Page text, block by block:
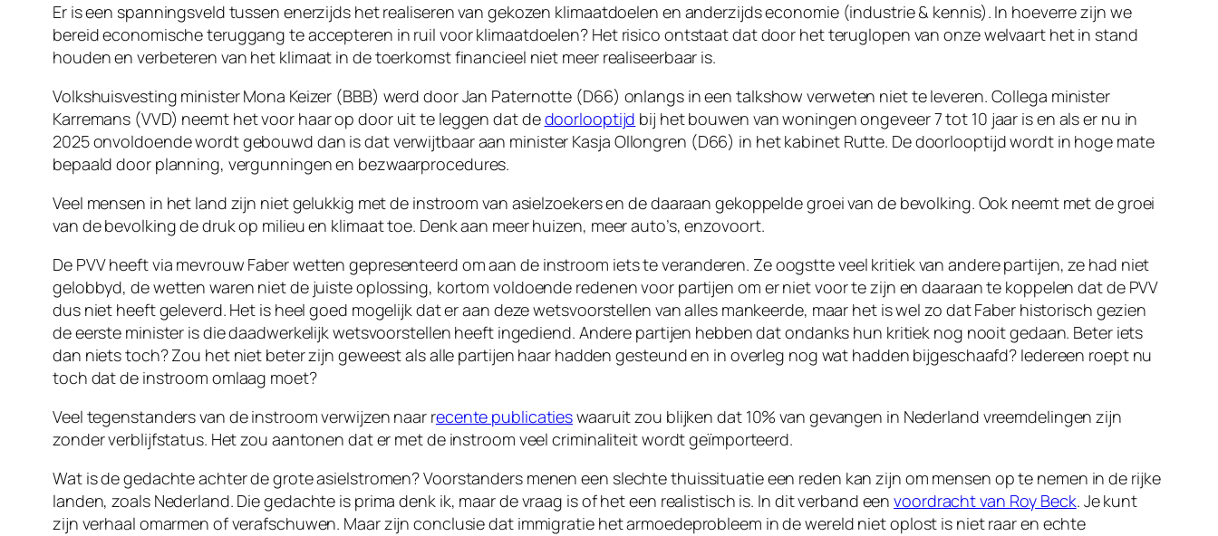
Er is een spanningsveld tussen enerzijds het realiseren van gekozen klimaatdoelen en anderzijds economie (industrie & kennis). In hoeverre zijn we
bereid economische teruggang te accepteren in ruil voor klimaatdoelen? Het risico ontstaat dat door het teruglopen van onze welvaart het in stand
houden en verbeteren van het klimaat in de toerkomst financieel niet meer realiseerbaar is.
Volkshuisvesting minister Mona Keizer (BBB) werd door Jan Paternotte (D66) onlangs in een talkshow verweten niet te leveren. Collega minister
Karremans (VVD) neemt het voor haar op door uit te leggen dat dedoorlooptijd bij het bouwen van woningen ongeveer 7 tot 10 jaar is en als er nu in
2025 onvoldoende wordt gebouwd dan is dat verwijtbaar aan minister Kasja Ollongren (D66) in het kabinet Rutte. De doorlooptijd wordt in hoge mate
bepaald door planning, vergunningen en bezwaarprocedures.
Veel mensen in het land zijn niet gelukkig met de instroom van asielzoekers en de daaraan gekoppelde groei van de bevolking. Ook neemt met de groei
van de bevolking de druk op milieu en klimaat toe. Denk aan meer huizen, meer auto’s, enzovoort.
De PVV heeft via mevrouw Faber wetten gepresenteerd om aan de instroom iets te veranderen. Ze oogstte veel kritiek van andere partijen, ze had niet
gelobbyd, de wetten waren niet de juiste oplossing, kortom voldoende redenen voor partijen om er niet voor te zijn en daaraan te koppelen dat de PVV
dus niet heeft geleverd. Het is heel goed mogelijk dat er aan deze wetsvoorstellen van alles mankeerde, maar het is wel zo dat Faber historisch gezien
de eerste minister is die daadwerkelijk wetsvoorstellen heeft ingediend. Andere partijen hebben dat ondanks hun kritiek nog nooit gedaan. Beter iets
dan niets toch? Zou het niet beter zijn geweest als alle partijen haar hadden gesteund en in overleg nog wat hadden bijgeschaafd? Iedereen roept nu
toch dat de instroom omlaag moet?
Veel tegenstanders van de instroom verwijzen naar recente publicatieswaaruit zou blijken dat 10% van gevangen in Nederland vreemdelingen zijn
zonder verblijfstatus. Het zou aantonen dat er met de instroom veel criminaliteit wordt geïmporteerd.
Wat is de gedachte achter de grote asielstromen? Voorstanders menen een slechte thuissituatie een reden kan zijn om mensen op te nemen in de rijke
landen, zoals Nederland. Die gedachte is prima denk ik, maar de vraag is of het een realistisch is. In dit verband eenvoordracht van Roy Beck. Je kunt
zijn verhaal omarmen of verafschuwen. Maar zijn conclusie dat immigratie het armoedeprobleem in de wereld niet oplost is niet raar en echte